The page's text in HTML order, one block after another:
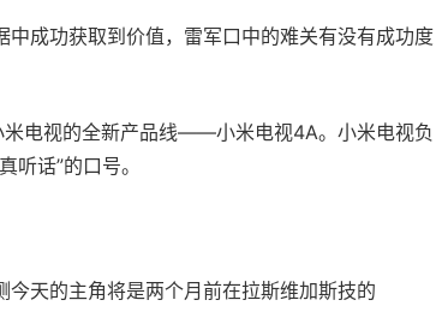
成功获取到价值，雷军口中的难关有没有成功度
电视的全新产品线——小米电视4A。小米电视负
听话”的口号。
天的主角将是两个月前在拉斯维加斯技的